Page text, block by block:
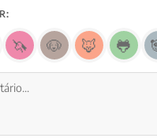
🦄 🐶 🦊 🐸